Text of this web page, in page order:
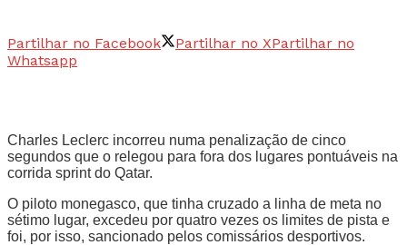
Partilhar no Facebook Partilhar no XPartilhar no
Whatsapp
Charles Leclerc incorreu numa penalização de cinco
segundos que o relegou para fora dos lugares pontuáveis na
corrida sprint do Qatar.
O piloto monegasco, que tinha cruzado a linha de meta no
sétimo lugar, excedeu por quatro vezes os limites de pista e
foi, por isso, sancionado pelos comissários desportivos.